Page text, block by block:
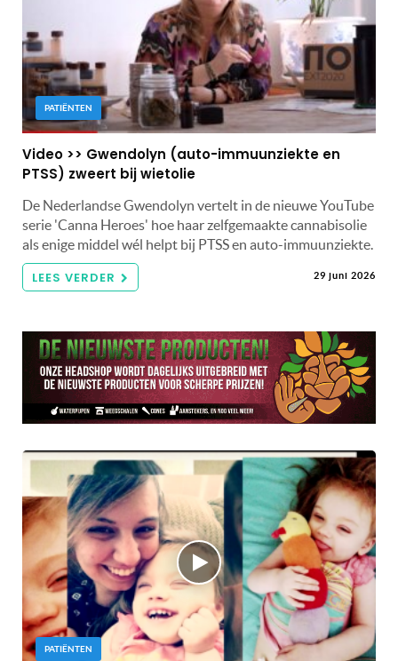
PATIËNTEN
Video >> Gwendolyn (auto-immuunziekte en
PTSS) zweert bij wietolie
De Nederlandse Gwendolyn vertelt in de nieuwe YouTube
serie 'Canna Heroes' hoe haar zelfgemaakte cannabisolie
als enige middel wél helpt bij PTSS en auto-immuunziekte.
LEES VERDER 29 juni 2026
PATIËNTEN